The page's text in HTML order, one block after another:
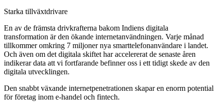
Starka tillväxtdrivare
En av de främsta drivkrafterna bakom Indiens digitala
transformation är den ökande internetanvändningen. Varje månad
tillkommer omkring 7 miljoner nya smarttelefonanvändare i landet.
Och även om det digitala skiftet har accelererat de senaste åren
indikerar data att vi fortfarande befinner oss i ett tidigt skede av den
digitala utvecklingen.
Den snabbt växande internetpenetrationen skapar en enorm potential
för företag inom e-handel och fintech.